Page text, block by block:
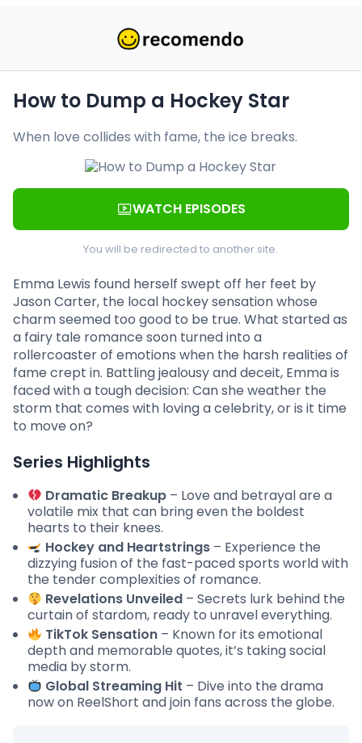
How to Dump a Hockey Star
When love collides with fame, the ice breaks.
WATCH EPISODES
You will be redirected to another site.
Emma Lewis found herself swept off her feet by
Jason Carter, the local hockey sensation whose
charm seemed too good to be true. What started as
a fairy tale romance soon turned into a
rollercoaster of emotions when the harsh realities of
fame crept in. Battling jealousy and deceit, Emma is
faced with a tough decision: Can she weather the
storm that comes with loving a celebrity, or is it time
to move on?
Series Highlights
Dramatic Breakup – Love and betrayal are a
volatile mix that can bring even the boldest
hearts to their knees.
Hockey and Heartstrings – Experience the
dizzying fusion of the fast-paced sports world with
the tender complexities of romance.
Revelations Unveiled – Secrets lurk behind the
curtain of stardom, ready to unravel everything.
TikTok Sensation – Known for its emotional
depth and memorable quotes, it’s taking social
media by storm.
Global Streaming Hit – Dive into the drama
now on ReelShort and join fans across the globe.